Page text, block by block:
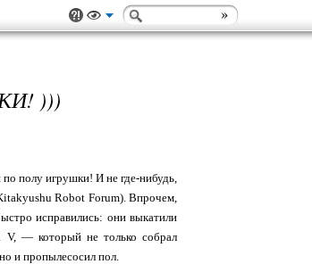
)))
полу игрушки! И не где-нибудь,
Robot Forum). Впрочем,
исправились: они выкатили
— который не только собрал
и пропылесосил пол.